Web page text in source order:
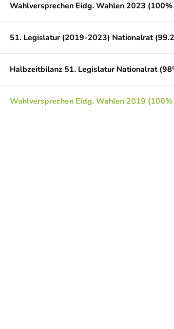
Wahlversprechen Eidg. Wahlen 2023
51. Legislatur (2019-2023) Nationalrat
Halbzeitbilanz 51. Legislatur Nationalrat
Wahlversprechen Eidg. Wahlen 2019